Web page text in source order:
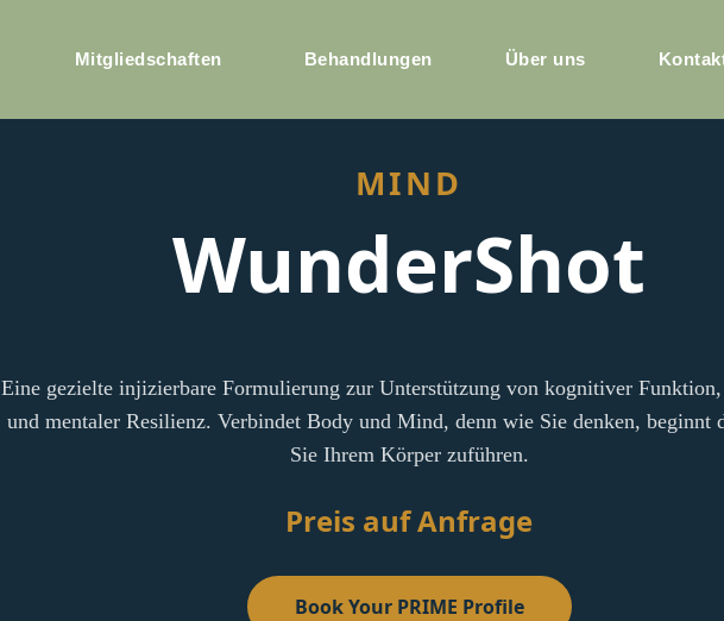
Mitgliedschaften Behandlungen Über uns
MIND
WunderShot
Eine gezielte injizierbare Formulierung zur Unterstützung von kognitiver
und mentaler Resilienz. Verbindet Body und Mind, denn wie Sie denken, beginnt
Sie Ihrem Körper zuführen.
Preis auf Anfrage
Book Your PRIME Profile